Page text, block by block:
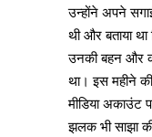
उन्होंने अपने
थी और बताया
उनकी बहन और
था। इस महीने
मीडिया अकाउंट
झलक भी साझा